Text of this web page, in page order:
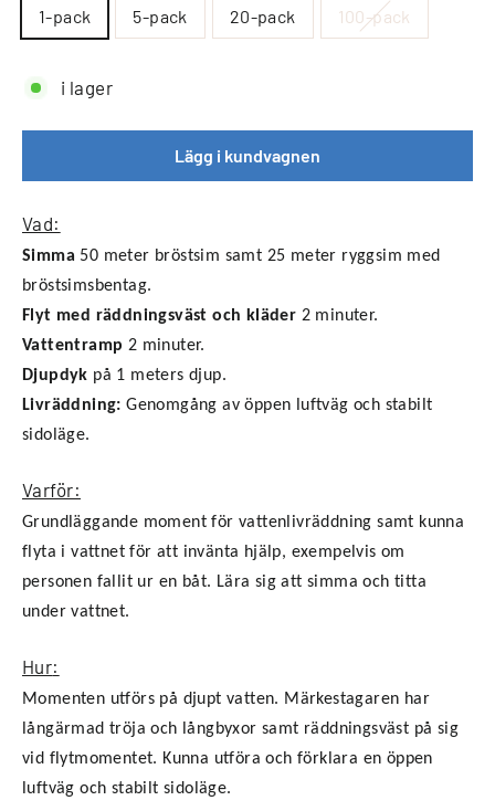
1-pack 5-pack 20-pack 100-pack
i lager
Lägg i kundvagnen
Vad:
Simma 50 meter bröstsim samt 25 meter ryggsim med
bröstsimsbentag.
Flyt med räddningsväst och kläder 2 minuter.
Vattentramp 2 minuter.
Djupdyk på 1 meters djup.
Livräddning: Genomgång av öppen luftväg och stabilt
sidoläge.
Varför:
Grundläggande moment för vattenlivräddning samt kunna
flyta i vattnet för att invänta hjälp, exempelvis om
personen fallit ur en båt. Lära sig att simma och titta
under vattnet.
Hur:
Momenten utförs på djupt vatten. Märkestagaren har
långärmad tröja och långbyxor samt räddningsväst på sig
vid flytmomentet. Kunna utföra och förklara en öppen
luftväg och stabilt sidoläge.